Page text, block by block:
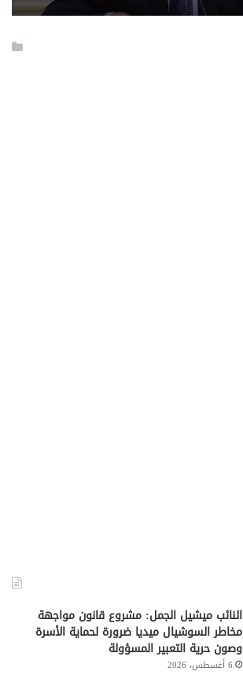
النائب ميشيل الجمل: مشروع قانون مواجهة
مخاطر السوشيال ميديا ضرورة لحماية الأسرة
وصون حرية التعبير المسؤولة
6 أغسطس، 2026